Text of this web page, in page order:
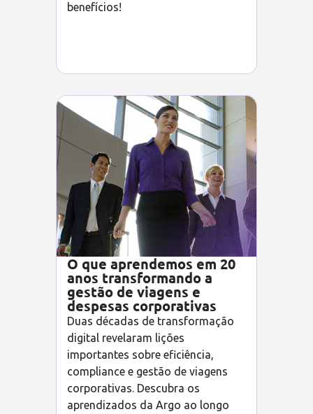
benefícios!
O que aprendemos em 20
anos transformando a
gestão de viagens e
despesas corporativas
Duas décadas de transformação
digital revelaram lições
importantes sobre eficiência,
compliance e gestão de viagens
corporativas. Descubra os
aprendizados da Argo ao longo